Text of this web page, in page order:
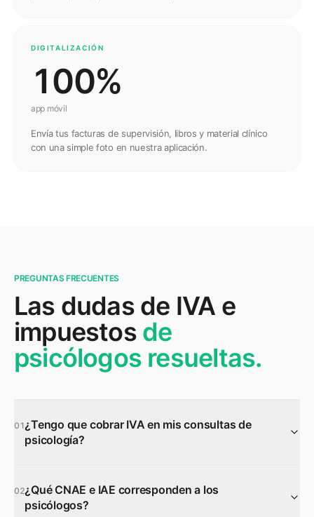
DIGITALIZACIÓN
100%
app móvil
Envía tus facturas de supervisión, libros y material clínico
con una simple foto en nuestra aplicación.
PREGUNTAS FRECUENTES
Las dudas de IVA e
impuestos de
psicólogos resueltas.
01¿Tengo que cobrar IVA en mis consultas de
psicología?
02¿Qué CNAE e IAE corresponden a los
psicólogos?